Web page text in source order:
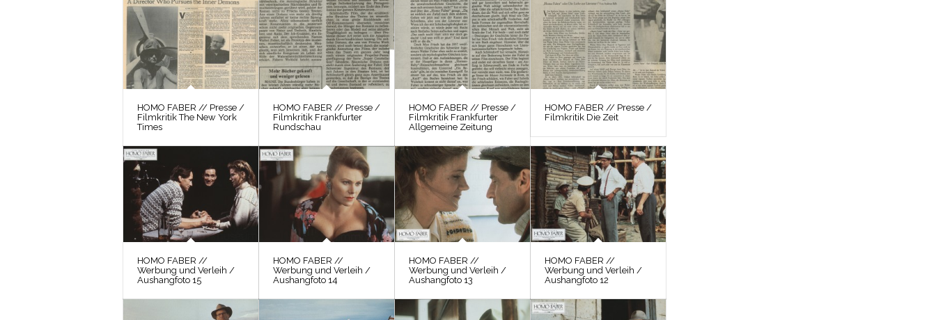
HOMO FABER // Presse /
Filmkritik The New York
Times
HOMO FABER // Presse /
Filmkritik Frankfurter
Rundschau
HOMO FABER // Presse /
Filmkritik Frankfurter
Allgemeine Zeitung
HOMO FABER // Presse /
Filmkritik Die Zeit
HOMO FABER //
Werbung und Verleih /
Aushangfoto 15
HOMO FABER //
Werbung und Verleih /
Aushangfoto 14
HOMO FABER //
Werbung und Verleih /
Aushangfoto 13
HOMO FABER //
Werbung und Verleih /
Aushangfoto 12